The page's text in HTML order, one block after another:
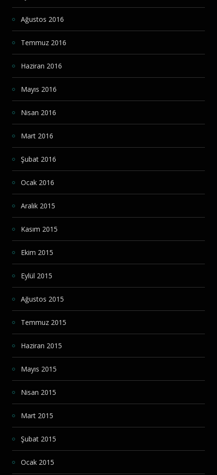
Ağustos 2016
Temmuz 2016
Haziran 2016
Mayıs 2016
Nisan 2016
Mart 2016
Şubat 2016
Ocak 2016
Aralık 2015
Kasım 2015
Ekim 2015
Eylül 2015
Ağustos 2015
Temmuz 2015
Haziran 2015
Mayıs 2015
Nisan 2015
Mart 2015
Şubat 2015
Ocak 2015